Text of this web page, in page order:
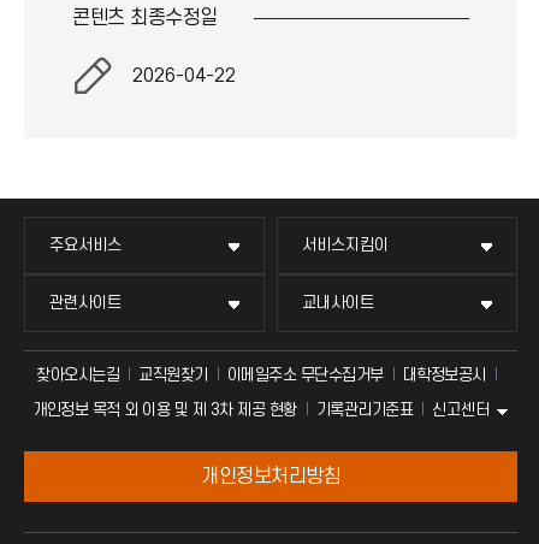
콘텐츠 최종수정일
2026-04-22
주요서비스 서비스지킴이
관련사이트 교내사이트
찾아오시는길 교직원찾기 이메일주소 무단수집거부
대학정보공시
개인정보 목적 외 이용 및 제 3차 제공 현황
기록관리기준표 신고센터
개인정보처리방침